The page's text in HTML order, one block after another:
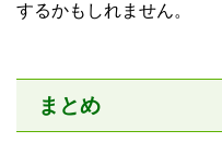
するかもしれません。
まとめ